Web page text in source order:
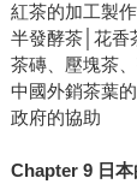
紅茶的加工製
半發酵茶│花香
茶磚、壓塊茶
中國外銷茶葉
政府的協助
Chapter 9 日